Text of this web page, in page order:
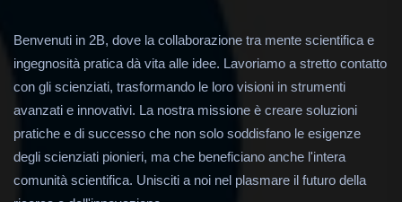
Benvenuti in 2B, dove la collaborazione tra mente scientifica e
ingegnosità pratica dà vita alle idee. Lavoriamo a stretto contatto
con gli scienziati, trasformando le loro visioni in strumenti
avanzati e innovativi. La nostra missione è creare soluzioni
pratiche e di successo che non solo soddisfano le esigenze
degli scienziati pionieri, ma che beneficiano anche l'intera
comunità scientifica. Unisciti a noi nel plasmare il futuro della